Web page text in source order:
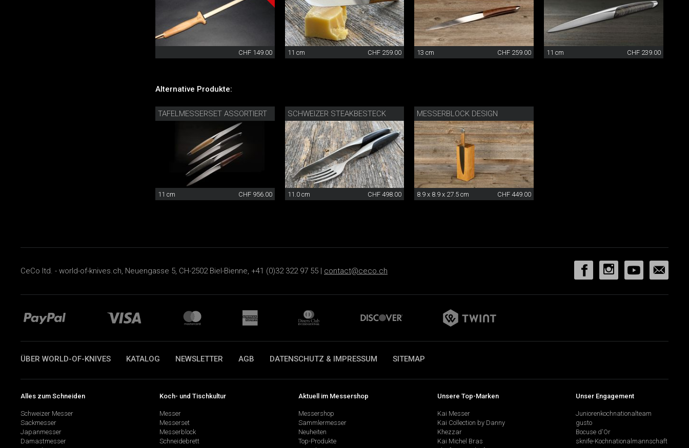
CHF 149.00 11 cm CHF 259.00 13 cm CHF 259.00 11 cm CHF 239.00
Alternative Produkte:
TAFELMESSERSET ASSORTIERT
11 cm CHF 956.00
SCHWEIZER STEAKBESTECK
11.0 cm CHF 498.00
MESSERBLOCK DESIGN
8.9 x 8.9 x 27.5 cm CHF 449.00
CeCo ltd. - world-of-knives.ch, Neuengasse 5, CH-2502 Biel-Bienne, +41 (0)32 322 97 55 | contact@ceco.ch
ÜBER WORLD-OF-KNIVES KATALOG NEWSLETTER AGB DATENSCHUTZ & IMPRESSUM SITEMAP
Alles zum Schneiden
Schweizer Messer
Sackmesser
Japanmesser
Damastmesser
Koch- und Tischkultur
Messer
Messerset
Messerblock
Schneidebrett
Aktuell im Messershop
Messershop
Sammlermesser
Neuheiten
Top-Produkte
Unsere Top-Marken
Kai Messer
Kai Collection by Danny
Khezzar
Kai Michel Bras
Unser Engagement
Juniorenkochnationalteam
gusto
Bocuse d'Or
sknife-Kochnationalmannschaft